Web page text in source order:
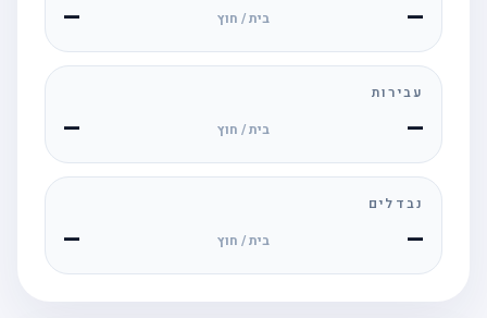
— בית / חוץ —
עבירות
— בית / חוץ —
נבדלים
— בית / חוץ —